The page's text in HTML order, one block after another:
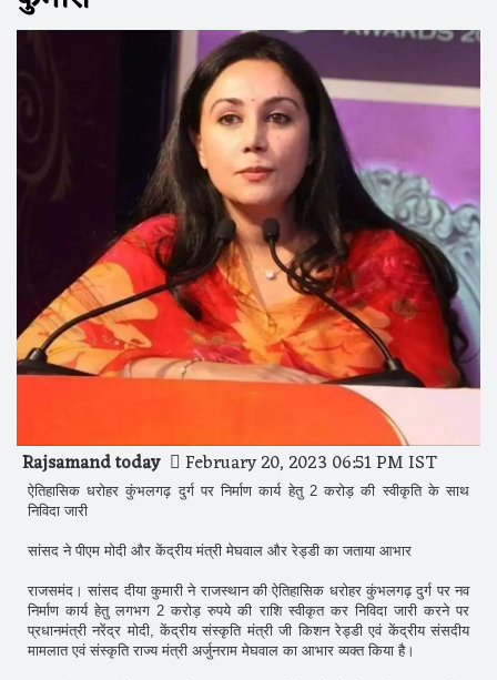
Rajsamand today February 20, 2023 06:51 PM IST
ऐतिहासिक धरोहर कुंभलगढ़ दुर्ग पर निर्माण कार्य हेतु 2 करोड़ की स्वीकृति के साथ
निविदा जारी
सांसद ने पीएम मोदी और केंद्रीय मंत्री मेघवाल और रेड्डी का जताया आभार
राजसमंद। सांसद दीया कुमारी ने राजस्थान की ऐतिहासिक धरोहर कुंभलगढ़ दुर्ग पर नव
निर्माण कार्य हेतु लगभग 2 करोड़ रुपये की राशि स्वीकृत कर निविदा जारी करने पर
प्रधानमंत्री नरेंद्र मोदी, केंद्रीय संस्कृति मंत्री जी किशन रेड्डी एवं केंद्रीय संसदीय
मामलात एवं संस्कृति राज्य मंत्री अर्जुनराम मेघवाल का आभार व्यक्त किया है।